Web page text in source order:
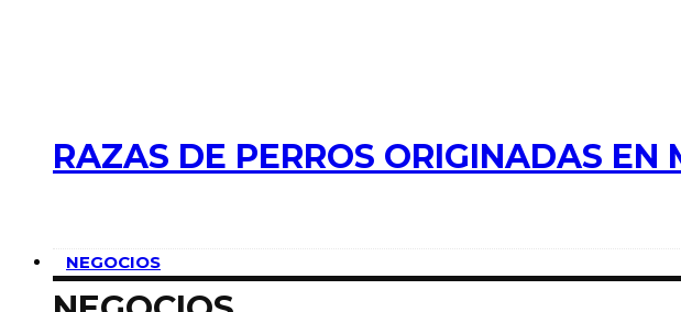
RAZAS DE PERROS ORIGINADAS EN
NEGOCIOS